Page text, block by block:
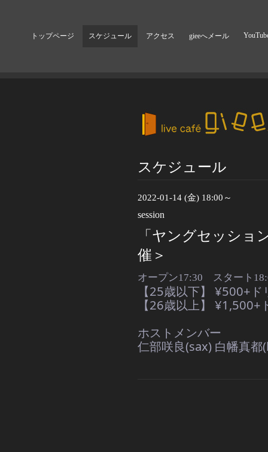
トップページ スケジュール アクセス gieeへメール
スケジュール
2022-01-14 (金) 18:00～
session
「ヤングセッショ
催＞
オープン17:30 スタート
【25歳以下】 ¥500+
【26歳以上】 ¥1,500+
ホストメンバー
仁部咲良(sax) 白幡真都